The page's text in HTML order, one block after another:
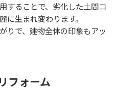
することで、 劣化した土間コ
に生まれ変わります。
りで、建物全体の印象もアッ
フォーム